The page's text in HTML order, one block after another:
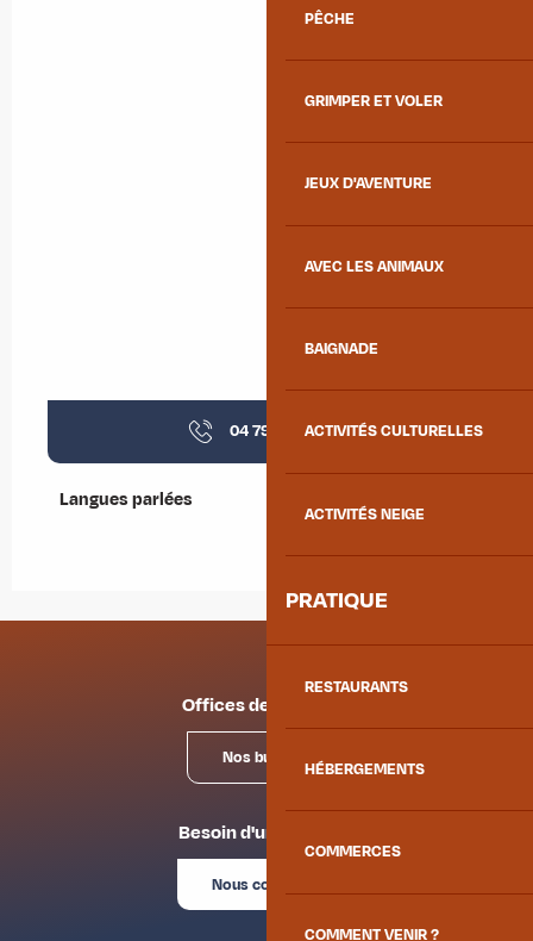
PÊCHE
GRIMPER ET VOLER
JEUX D'AVENTURE
AVEC LES ANIMAUX
BAIGNADE
ACTIVITÉS CULTURELLES
ACTIVITÉS NEIGE
PRATIQUE
RESTAURANTS
HÉBERGEMENTS
COMMERCES
COMMENT VENIR ?
04 79 56 20▒▒
Langues parlées
Langues parlées
Offices de tourisme
Nos bureaux
Besoin d'un conseil ?
Nous contacter